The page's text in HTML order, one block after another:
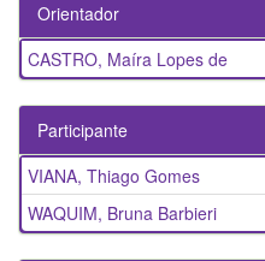
Orientador
CASTRO, Maíra Lopes de
Participante
VIANA, Thiago Gomes
WAQUIM, Bruna Barbieri